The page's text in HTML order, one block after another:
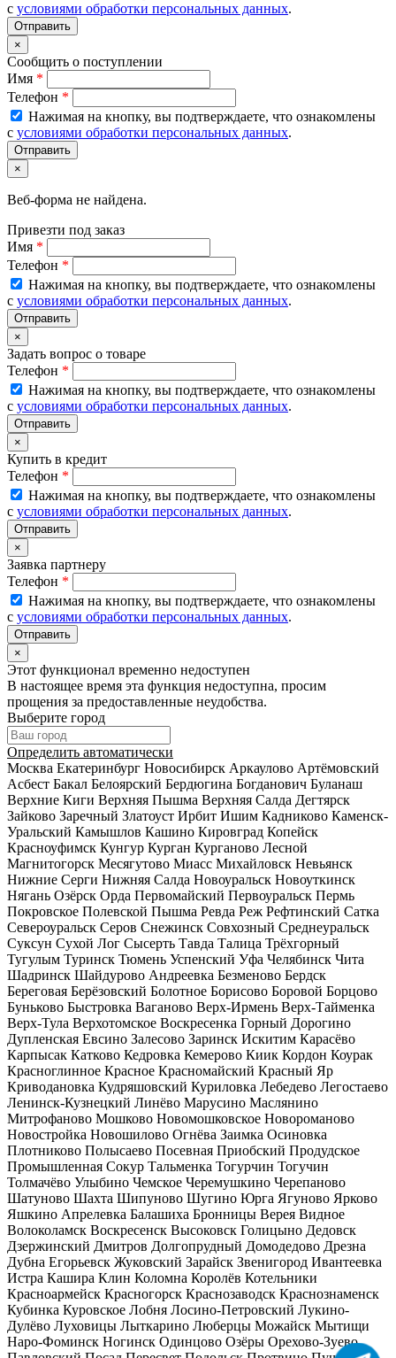
с условиями обработки персональных данных.
×
Сообщить о поступлении
Имя *
Телефон *
Нажимая на кнопку, вы подтверждаете, что ознакомлены
с условиями обработки персональных данных.
×
Веб-форма не найдена.
Привезти под заказ
Имя *
Телефон *
Нажимая на кнопку, вы подтверждаете, что ознакомлены
с условиями обработки персональных данных.
×
Задать вопрос о товаре
Телефон *
Нажимая на кнопку, вы подтверждаете, что ознакомлены
с условиями обработки персональных данных.
×
Купить в кредит
Телефон *
Нажимая на кнопку, вы подтверждаете, что ознакомлены
с условиями обработки персональных данных.
×
Заявка партнеру
Телефон *
Нажимая на кнопку, вы подтверждаете, что ознакомлены
с условиями обработки персональных данных.
×
Этот функционал временно недоступен
В настоящее время эта функция недоступна, просим
прощения за предоставленные неудобства.
Выберите город
Определить автоматически
Москва Екатеринбург Новосибирск Аркаулово Артёмовский
Асбест Бакал Белоярский Бердюгина Богданович Буланаш
Верхние Киги Верхняя Пышма Верхняя Салда Дегтярск
Зайково Заречный Златоуст Ирбит Ишим Кадниково Каменск-
Уральский Камышлов Кашино Кировград Копейск
Красноуфимск Кунгур Курган Курганово Лесной
Магнитогорск Месягутово Миасс Михайловск Невьянск
Нижние Серги Нижняя Салда Новоуральск Новоуткинск
Нягань Озёрск Орда Первомайский Первоуральск Пермь
Покровское Полевской Пышма Ревда Реж Рефтинский Сатка
Североуральск Серов Снежинск Совхозный Среднеуральск
Суксун Сухой Лог Сысерть Тавда Талица Трёхгорный
Тугулым Туринск Тюмень Успенский Уфа Челябинск Чита
Шадринск Шайдурово Андреевка Безменово Бердск
Береговая Берёзовский Болотное Борисово Боровой Борцово
Буньково Быстровка Ваганово Верх-Ирмень Верх-Тайменка
Верх-Тула Верхотомское Воскресенка Горный Дорогино
Дупленская Евсино Залесово Заринск Искитим Карасёво
Карпысак Катково Кедровка Кемерово Киик Кордон Коурак
Красноглинное Красное Красномайский Красный Яр
Криводановка Кудряшовский Куриловка Лебедево Легостаево
Ленинск-Кузнецкий Линёво Марусино Маслянино
Митрофаново Мошково Новомошковское Новороманово
Новостройка Новошилово Огнёва Заимка Осиновка
Плотниково Полысаево Посевная Приобский Продудское
Промышленная Сокур Тальменка Тогурчин Тогучин
Толмачёво Улыбино Чемское Черемушкино Черепаново
Шатуново Шахта Шипуново Шугино Юрга Ягуново Ярково
Яшкино Апрелевка Балашиха Бронницы Верея Видное
Волоколамск Воскресенск Высоковск Голицыно Дедовск
Дзержинский Дмитров Долгопрудный Домодедово Дрезна
Дубна Егорьевск Жуковский Зарайск Звенигород Ивантеевка
Истра Кашира Клин Коломна Королёв Котельники
Красноармейск Красногорск Краснозаводск Краснознаменск
Кубинка Куровское Лобня Лосино-Петровский Лукино-
Дулёво Луховицы Лыткарино Люберцы Можайск Мытищи
Наро-Фоминск Ногинск Одинцово Озёры Орехово-Зуево